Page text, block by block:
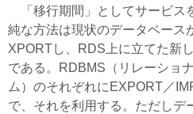
「移行期間」としてサービス
純な方法は現状のデータベース
XPORTし、RDS上に立てた新
である。RDBMS（リレーショ
ム）のそれぞれにEXPORT／
で、それを利用する。ただしデ